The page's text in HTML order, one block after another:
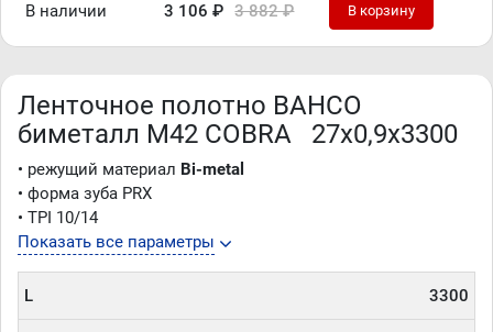
В наличии 3 106 ₽ 3 882 ₽ В корзину
Ленточное полотно BAHCO
биметалл M42 COBRA 27х0,9х3300
• режущий материал Bi-metal
• форма зуба PRX
• TPI 10/14
Показать все параметры
L 3300